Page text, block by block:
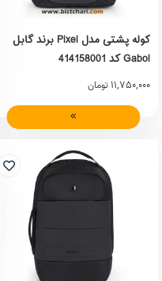
کوله پشتی مدل Pixel برند گابل
Gabol کد 414158001
11,750,000 تومان